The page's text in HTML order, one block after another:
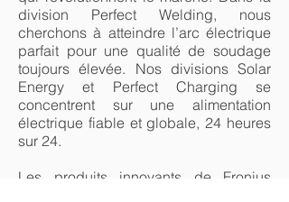
division Perfect Welding, nous
cherchons à atteindre l’arc électrique
parfait pour une qualité de soudage
toujours élevée. Nos divisions Solar
Energy et Perfect Charging se
concentrent sur une alimentation
électrique fiable et globale, 24 heures
sur 24.
Les produits innovants de Fronius